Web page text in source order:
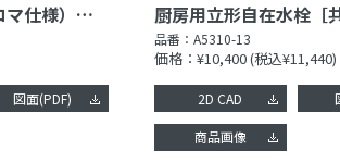
立形自在水栓（固定コマ仕様）［共用形］
図面(PDF)
厨房用立形自在水栓［
品番： A5310-13
価格：¥10,400(税込¥11,440)
2D CAD
商品画像